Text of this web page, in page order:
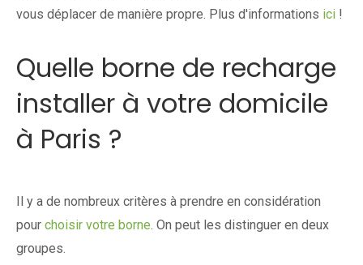
vous déplacer de manière propre. Plus d'informations ici !
Quelle borne de recharge
installer à votre domicile
à Paris ?
Il y a de nombreux critères à prendre en considération
pour choisir votre borne. On peut les distinguer en deux
groupes.